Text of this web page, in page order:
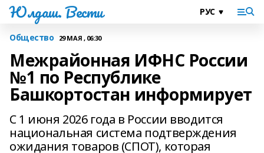
Юлдаш. Вести
Общество 29 МАЯ , 06:30
Межрайонная ИФНС России
№1 по Республике
Башкортостан информирует
С 1 июня 2026 года в России вводится
национальная система подтверждения
ожидания товаров (СПОТ), которая